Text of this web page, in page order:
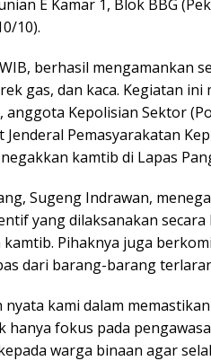
E Kamar 1, Blok BBG
10).
berhasil mengamankan
gas, dan kaca. Kegiatan
anggota Kepolisian Sektor
Pemasyarakatan
kamtib di Lapas
Sugeng Indrawan,
yang dilaksanakan
Pihaknya juga
dari barang-barang
nyata kami dalam
hanya fokus pada
warga binaan agar